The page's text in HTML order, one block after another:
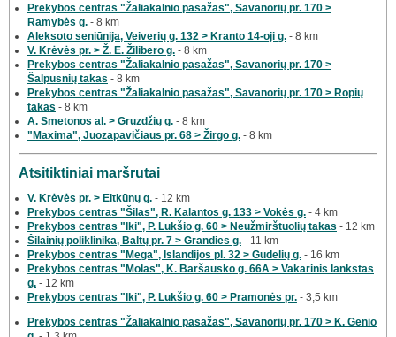
Prekybos centras "Žaliakalnio pasažas", Savanorių pr. 170 >
Ramybės g. - 8 km
Aleksoto seniūnija, Veiverių g. 132 > Kranto 14-oji g. - 8 km
V. Krėvės pr. > Ž. E. Žilibero g. - 8 km
Prekybos centras "Žaliakalnio pasažas", Savanorių pr. 170 >
Šalpusnių takas - 8 km
Prekybos centras "Žaliakalnio pasažas", Savanorių pr. 170 > Ropių
takas - 8 km
A. Smetonos al. > Gruzdžių g. - 8 km
"Maxima", Juozapavičiaus pr. 68 > Žirgo g. - 8 km
Atsitiktiniai maršrutai
V. Krėvės pr. > Eitkūnų g. - 12 km
Prekybos centras "Šilas", R. Kalantos g. 133 > Vokės g. - 4 km
Prekybos centras "Iki", P. Lukšio g. 60 > Neužmirštuolių takas - 12 km
Šilainių poliklinika, Baltų pr. 7 > Grandies g. - 11 km
Prekybos centras "Mega", Islandijos pl. 32 > Gudelių g. - 16 km
Prekybos centras "Molas", K. Baršausko g. 66A > Vakarinis lankstas
g. - 12 km
Prekybos centras "Iki", P. Lukšio g. 60 > Pramonės pr. - 3,5 km
Prekybos centras "Žaliakalnio pasažas", Savanorių pr. 170 > K. Genio